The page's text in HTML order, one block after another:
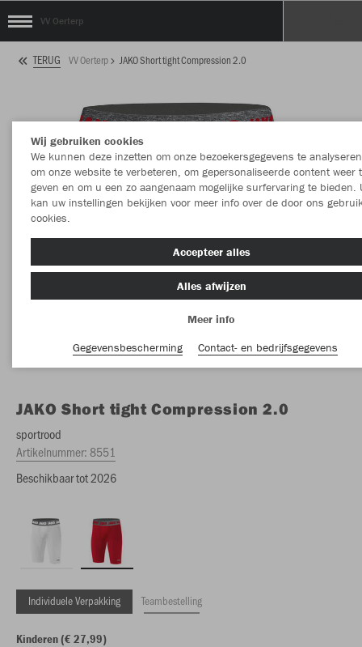
VV Oerterp
TERUG VV Oerterp JAKO Short tight Compression 2.0
JAKO Short tight Compression 2.0
sportrood
Artikelnummer:8551
Beschikbaar tot 2026
Individuele Verpakking Teambestelling
Kinderen (€ 27,99)
Wij gebruiken cookies
We kunnen deze inzetten om onze bezoekersgegevens te
om onze website te verbeteren, om gepersonaliseerde content weer
geven en om u een zo aangenaam mogelijke surfervaring te bieden.
kan uw instellingen bekijken voor meer info over de door ons
cookies.
Accepteer alles
Alles afwijzen
Meer info
Gegevensbescherming
Contact- en bedrijfsgegevens